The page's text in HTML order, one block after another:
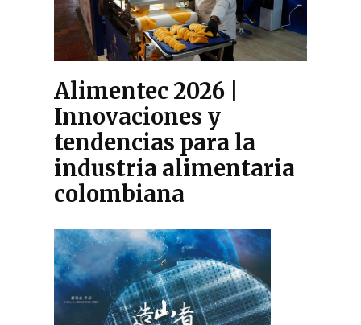
Alimentec 2026 |
Innovaciones y
tendencias para la
industria alimentaria
colombiana